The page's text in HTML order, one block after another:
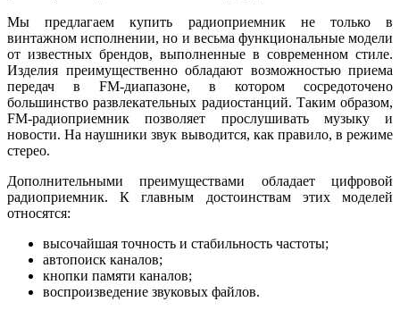
Мы предлагаем купить радиоприемник не только в
винтажном исполнении, но и весьма функциональные модели
от известных брендов, выполненные в современном стиле.
Изделия преимущественно обладают возможностью приема
передач в FM-диапазоне, в котором сосредоточено
большинство развлекательных радиостанций. Таким образом,
FM-радиоприемник позволяет прослушивать музыку и
новости. На наушники звук выводится, как правило, в режиме
стерео.
Дополнительными преимуществами обладает цифровой
радиоприемник. К главным достоинствам этих моделей
относятся:
высочайшая точность и стабильность частоты;
автопоиск каналов;
кнопки памяти каналов;
воспроизведение звуковых файлов.